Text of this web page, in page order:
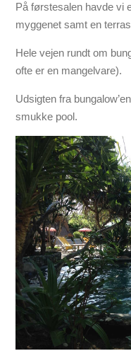
På førstesalen havde vi
myggenet samt en
Hele vejen rundt om
ofte er en mangelvare).
Udsigten fra
smukke pool.